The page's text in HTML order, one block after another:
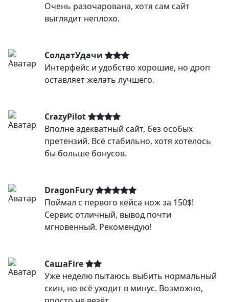
Очень разочарована, хотя сам сайт
выглядит неплохо.
СолдатУдачи
Интерфейс и удобство хорошие, но дроп
оставляет желать лучшего.
CrazyPilot
Вполне адекватный сайт, без особых
претензий. Всё стабильно, хотя хотелось
бы больше бонусов.
DragonFury
Поймал с первого кейса нож за 150$!
Сервис отличный, вывод почти
мгновенный. Рекомендую!
СашаFire
Уже неделю пытаюсь выбить нормальный
скин, но всё уходит в минус. Возможно,